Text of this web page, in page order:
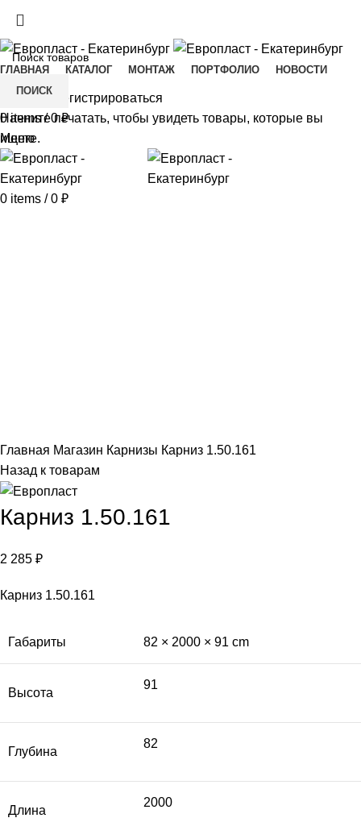
ГЛАВНАЯ КАТАЛОГ МОНТАЖ ПОРТФОЛИО
НОВОСТИ
Войти/Зарегистрироваться
0items / 0₽
Меню
0 items / 0 ₽
Главная Магазин Карнизы Карниз 1.50.161
Назад к товарам
Карниз 1.50.161
2 285 ₽
Карниз 1.50.161
Габариты 82 × 2000 × 91 cm
Высота
91
Глубина
82
Длина
2000
ПОИСК
Начните печатать, чтобы увидеть товары, которые вы
ищете.